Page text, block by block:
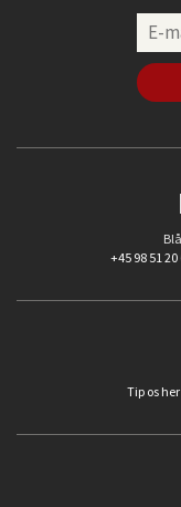
+45 98 51 20
Tip os her